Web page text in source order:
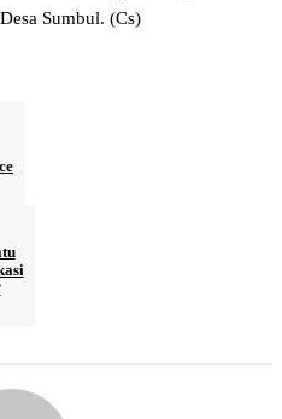
Sumbul. (Cs)